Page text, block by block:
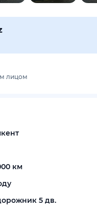
лицом
км
5 дв.